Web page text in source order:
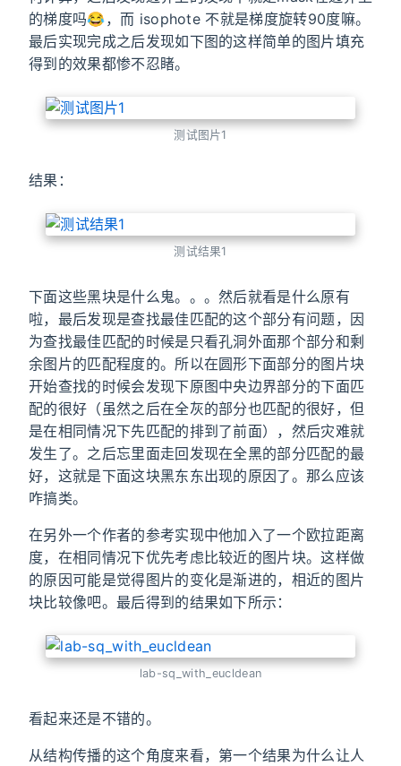
的梯度吗😂，而 isophote 不就是梯度旋转90度嘛。
最后实现完成之后发现如下图的这样简单的图片填充
得到的效果都惨不忍睹。
测试图片1
结果：
测试结果1
下面这些黑块是什么鬼。。。然后就看是什么原有
啦，最后发现是查找最佳匹配的这个部分有问题，因
为查找最佳匹配的时候是只看孔洞外面那个部分和剩
余图片的匹配程度的。所以在圆形下面部分的图片块
开始查找的时候会发现下原图中央边界部分的下面匹
配的很好（虽然之后在全灰的部分也匹配的很好，但
是在相同情况下先匹配的排到了前面），然后灾难就
发生了。之后忘里面走回发现在全黑的部分匹配的最
好，这就是下面这块黑东东出现的原因了。那么应该
咋搞类。
在另外一个作者的参考实现中他加入了一个欧拉距离
度，在相同情况下优先考虑比较近的图片块。这样做
的原因可能是觉得图片的变化是渐进的，相近的图片
块比较像吧。最后得到的结果如下所示：
lab-sq_with_eucldean
看起来还是不错的。
从结构传播的这个角度来看，第一个结果为什么让人